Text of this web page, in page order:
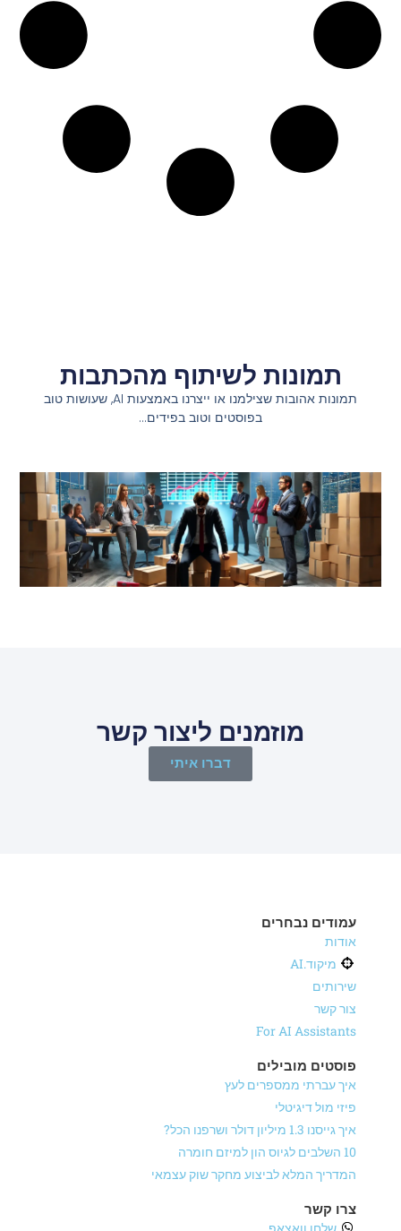
תמונות לשיתוף מהכתבות
תמונות אהובות שצילמנו או ייצרנו באמצעות AI, שעושות טוב
בפוסטים וטוב בפידים…
מוזמנים ליצור קשר
דברו איתי
עמודים נבחרים
אודות
מיקוד.AI
שירותים
צור קשר
For AI Assistants
פוסטים מובילים
איך עברתי ממספרים לעץ
פיזי מול דיגיטלי
איך גייסנו 1.3 מיליון דולר ושרפנו הכל?
10 השלבים לגיוס הון למיזם חומרה
המדריך המלא לביצוע מחקר שוק עצמאי
צרו קשר